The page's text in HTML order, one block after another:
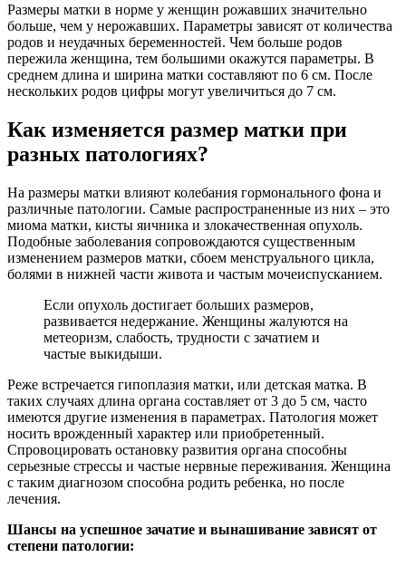
Размеры матки в норме у женщин рожавших значительно
больше, чем у нерожавших. Параметры зависят от количества
родов и неудачных беременностей. Чем больше родов
пережила женщина, тем большими окажутся параметры. В
среднем длина и ширина матки составляют по 6 см. После
нескольких родов цифры могут увеличиться до 7 см.
Как изменяется размер матки при
разных патологиях?
На размеры матки влияют колебания гормонального фона и
различные патологии. Самые распространенные из них – это
миома матки, кисты яичника и злокачественная опухоль.
Подобные заболевания сопровождаются существенным
изменением размеров матки, сбоем менструального цикла,
болями в нижней части живота и частым мочеиспусканием.
Если опухоль достигает больших размеров,
развивается недержание. Женщины жалуются на
метеоризм, слабость, трудности с зачатием и
частые выкидыши.
Реже встречается гипоплазия матки, или детская матка. В
таких случаях длина органа составляет от 3 до 5 см, часто
имеются другие изменения в параметрах. Патология может
носить врожденный характер или приобретенный.
Спровоцировать остановку развития органа способны
серьезные стрессы и частые нервные переживания. Женщина
с таким диагнозом способна родить ребенка, но после
лечения.
Шансы на успешное зачатие и вынашивание зависят от
степени патологии: